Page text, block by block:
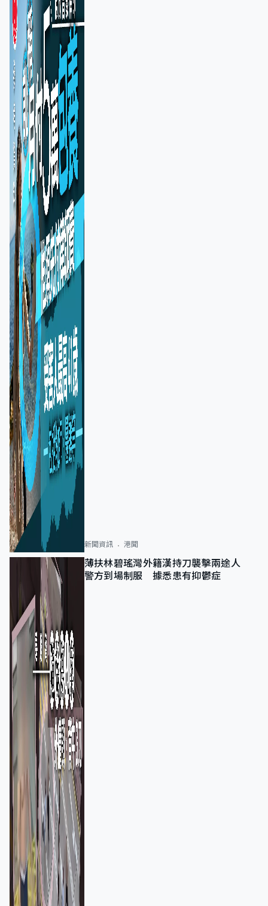
新聞資訊 港聞
薄扶林碧瑤灣外籍漢持刀襲擊兩途人
警方到場制服 據悉患有抑鬱症